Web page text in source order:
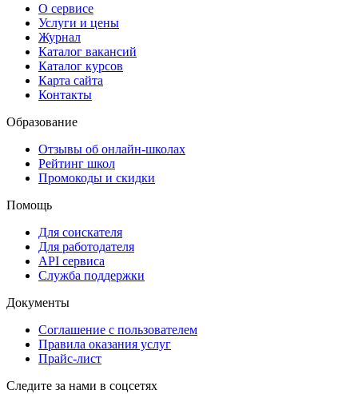
О сервисе
Услуги и цены
Журнал
Каталог вакансий
Каталог курсов
Карта сайта
Контакты
Образование
Отзывы об онлайн-школах
Рейтинг школ
Промокоды и скидки
Помощь
Для соискателя
Для работодателя
API сервиса
Служба поддержки
Документы
Соглашение с пользователем
Правила оказания услуг
Прайс-лист
Следите за нами в соцсетях